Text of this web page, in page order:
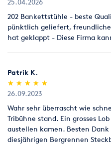
25.04.2026
202 Bankettstühle - beste
pünktlich geliefert,
hat geklappt - Diese Firma
Patrik K.
(*)
★
★
(*) ★
★
(*) ★
★
(*) ★
★
(*) ★
★
26.09.2023
Wahr sehr überrascht wie
Tribühne stand. Ein grosses
austellen kamen. Besten Dank
diesjährigen Bergrennen